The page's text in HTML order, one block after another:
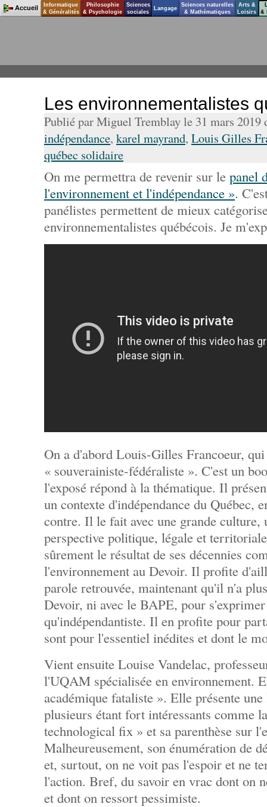
Les environnementalistes
Publié par Miguel Tremblay le 31 mars 2019
indépendance, karel mayrand, Louis Gilles
québec solidaire
On me permettra de revenir sur le panel
l'environnement et l'indépendance ».
panélistes permettent de mieux
environnementalistes québécois. Je
On a d'abord Louis-Gilles Francoeur,
« souverainiste-fédéraliste ». C'est un
l'exposé répond à la thématique. Il
un contexte d'indépendance du Québec,
contre. Il le fait avec une grande culture,
perspective politique, légale et
sûrement le résultat de ses décennies
l'environnement au Devoir. Il profite
parole retrouvée, maintenant qu'il n'a
Devoir, ni avec le BAPE, pour
qu'indépendantiste. Il en profite pour
sont pour l'essentiel inédites et dont le
Vient ensuite Louise Vandelac,
l'UQAM spécialisée en environnement.
académique fataliste ». Elle présente
plusieurs étant fort intéressants comme
technological fix » et sa parenthèse sur
Malheureusement, son énumération de
et, surtout, on ne voit pas l'espoir et ne
l'action. Bref, du savoir en vrac dont on
et dont on ressort pessimiste.
Accueil
Informatique
& Généralités
Philosophie
& Psychologie
Sciences
sociales
Langage
Sciences naturelles
& Mathématiques
Arts &
Loisirs
&